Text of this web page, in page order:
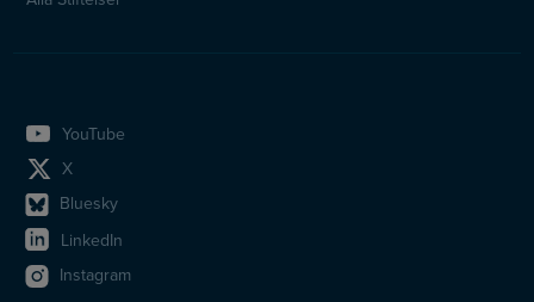
YouTube
X
Bluesky
LinkedIn
Instagram